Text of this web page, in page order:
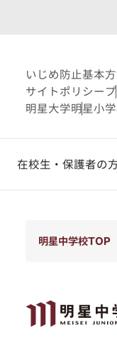
いじめ防止基本
サイトポリシー
明星大学明星小
在校生・保護者の
明星中学校TOP